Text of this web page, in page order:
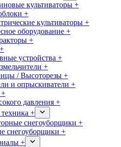
культиваторы +
+
культиваторы +
оборудование +
+
устройства +
+
/ Высоторезы +
и опрыскиватели +
давления +
+
снегоуборщики +
снегоуборщики +
+